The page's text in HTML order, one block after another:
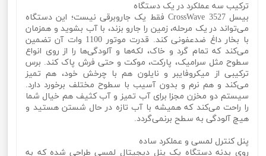
ترکیب سه عملکرد در یک دستگاه
بیسل CrossWave 3527 فقط یک جاروبرقی نیست؛ این دستگاه
می‌تواند در یک مرحله، زمین را جارو بزند، با آب بشوید و همزمان
با بخار داغ ضدعفونی کند. قدرت موتور 1100 وات آن تضمین
می‌کند که تمام گرد و خاک، لکه‌ها و آلودگی‌ها را از روی انواع
سطوح مثل سرامیک، پارکت، موکت و حتی فرش پاک کند. برس
ترکیبی از میکروفایبر و نایلون هم با چرخش خود، هم تمیز
می‌کند و هم نرم و بدون آسیب با سطوح مختلف برخورد دارد.
سیستم دو مخزن مجزا برای آب تمیز و آب کثیف هم خیال شما
را راحت می‌کند که همیشه با آب تازه در حال شستن هستید و
هیچ آلودگی به سطح برنمی‌گردد.
پنل کنترل لمسی و عملکرد ساده
روی بدنه دستگاه یک پنل دیجیتال لمسی طراحی شده که به